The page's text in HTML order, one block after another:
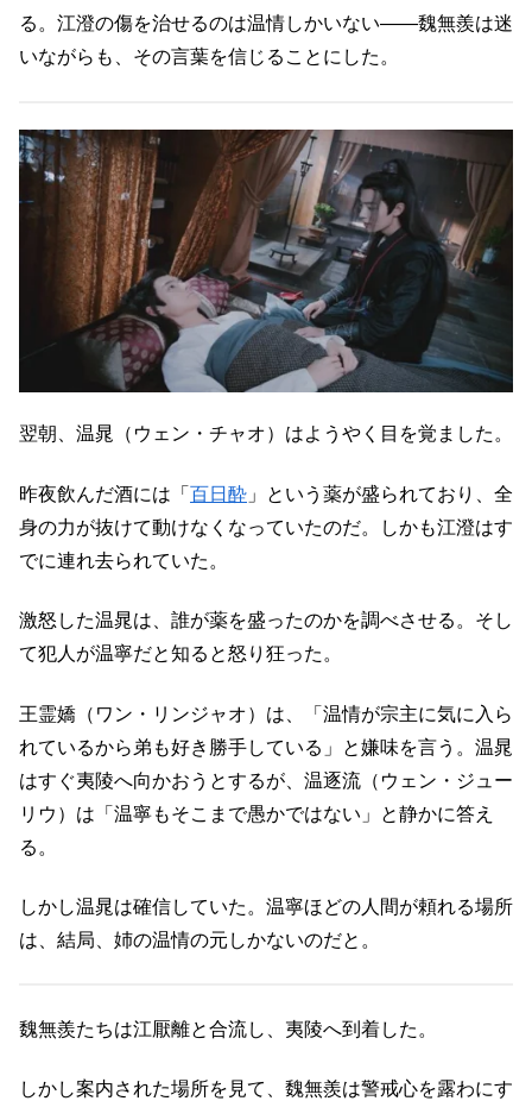
る。江澄の傷を治せるのは温情しかいない――魏無羨は迷
いながらも、その言葉を信じることにした。
翌朝、温晁（ウェン・チャオ）はようやく目を覚ました。
昨夜飲んだ酒には「 百日酔 」という薬が盛られており、全
身の力が抜けて動けなくなっていたのだ。しかも江澄はす
でに連れ去られていた。
激怒した温晁は、誰が薬を盛ったのかを調べさせる。そし
て犯人が温寧だと知ると怒り狂った。
王霊嬌（ワン・リンジャオ）は、「温情が宗主に気に入ら
れているから弟も好き勝手している」と嫌味を言う。温晁
はすぐ夷陵へ向かおうとするが、温逐流（ウェン・ジュー
リウ）は「温寧もそこまで愚かではない」と静かに答え
る。
しかし温晁は確信していた。温寧ほどの人間が頼れる場所
は、結局、姉の温情の元しかないのだと。
魏無羨たちは江厭離と合流し、夷陵へ到着した。
しかし案内された場所を見て、魏無羨は警戒心を露わにす